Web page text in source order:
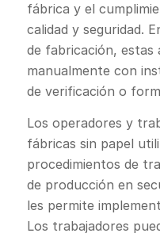
fábrica y el
calidad y seguridad.
de fabricación, estas
manualmente con
de verificación o
Los operadores y
fábricas sin papel
procedimientos de
de producción en
les permite
Los trabajadores